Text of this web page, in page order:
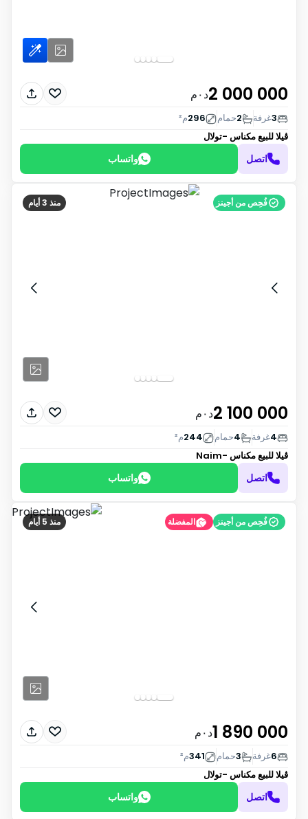
2 000 000د٠م
3غرفة 2حمام 296م²
ڤيلا للبيعمكناس -تولال
اتصل واتساب
منذ 3 أيام فُحِص من أجينز
2 100 000د٠م
4غرفة 4حمام 244م²
ڤيلا للبيعمكناس -Naim
اتصل واتساب
منذ 5 أيام فُحِص من أجينز المفضلة
1 890 000د٠م
6غرفة 3حمام 341م²
ڤيلا للبيعمكناس -تولال
اتصل واتساب